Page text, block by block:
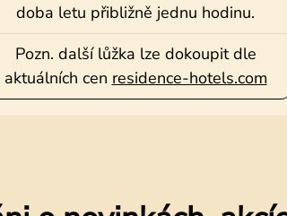
doba letu přibližně jednu hodinu.
Pozn. další lůžka lze dokoupit dle
aktuálních cen residence-hotels.com